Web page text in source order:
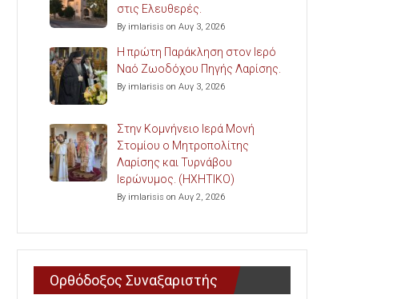
στις Ελευθερές.
By imlarisis on Αυγ 3, 2026
Η πρώτη Παράκληση στον Ιερό
Ναό Ζωοδόχου Πηγής Λαρίσης.
By imlarisis on Αυγ 3, 2026
Στην Κομνήνειο Ιερά Μονή
Στομίου ο Μητροπολίτης
Λαρίσης και Τυρνάβου
Ιερώνυμος. (ΗΧΗΤΙΚΟ)
By imlarisis on Αυγ 2, 2026
Ορθόδοξος Συναξαριστής